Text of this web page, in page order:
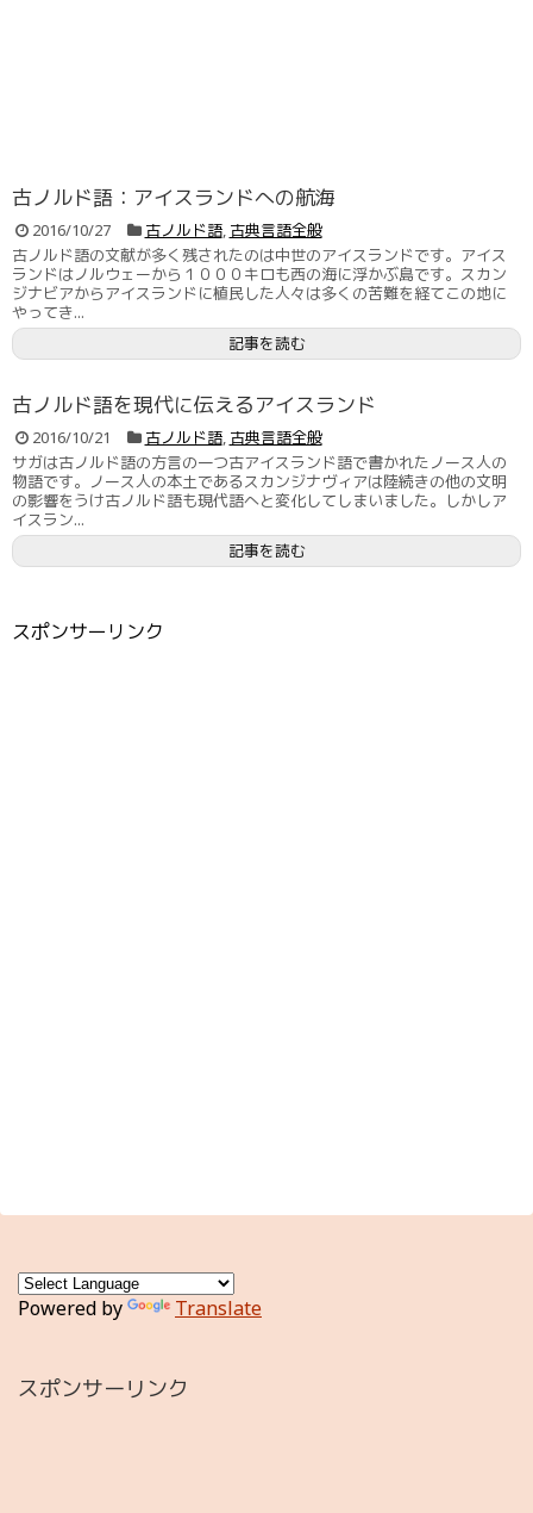
古ノルド語：アイスランドへの航海
2016/10/27 古ノルド語, 古典言語全般
古ノルド語の文献が多く残されたのは中世のアイスランドです。アイス
ランドはノルウェーから１０００キロも西の海に浮かぶ島です。スカン
ジナビアからアイスランドに植民した人々は多くの苦難を経てこの地に
やってき...
記事を読む
古ノルド語を現代に伝えるアイスランド
2016/10/21 古ノルド語, 古典言語全般
サガは古ノルド語の方言の一つ古アイスランド語で書かれたノース人の
物語です。ノース人の本土であるスカンジナヴィアは陸続きの他の文明
の影響をうけ古ノルド語も現代語へと変化してしまいました。しかしア
イスラン...
記事を読む
スポンサーリンク
Powered by Translate
スポンサーリンク